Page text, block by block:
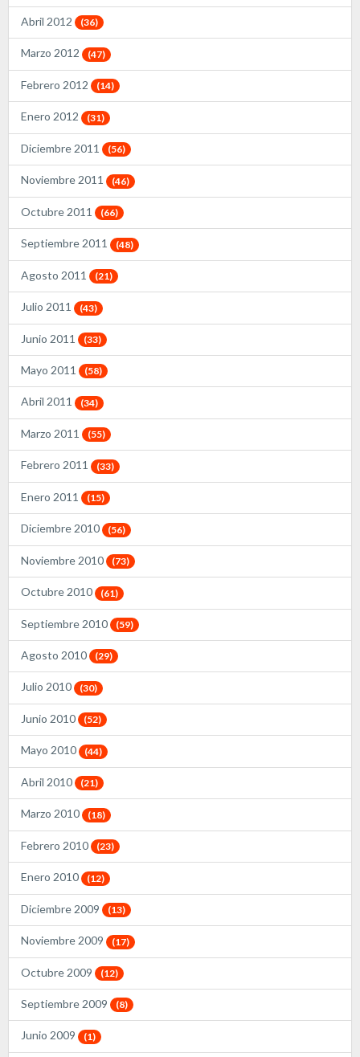
Abril 2012 (36)
Marzo 2012 (47)
Febrero 2012 (14)
Enero 2012 (31)
Diciembre 2011 (56)
Noviembre 2011 (46)
Octubre 2011 (66)
Septiembre 2011 (48)
Agosto 2011 (21)
Julio 2011 (43)
Junio 2011 (33)
Mayo 2011 (58)
Abril 2011 (34)
Marzo 2011 (55)
Febrero 2011 (33)
Enero 2011 (15)
Diciembre 2010 (56)
Noviembre 2010 (73)
Octubre 2010 (61)
Septiembre 2010 (59)
Agosto 2010 (29)
Julio 2010 (30)
Junio 2010 (52)
Mayo 2010 (44)
Abril 2010 (21)
Marzo 2010 (18)
Febrero 2010 (23)
Enero 2010 (12)
Diciembre 2009 (13)
Noviembre 2009 (17)
Octubre 2009 (12)
Septiembre 2009 (8)
Junio 2009 (1)